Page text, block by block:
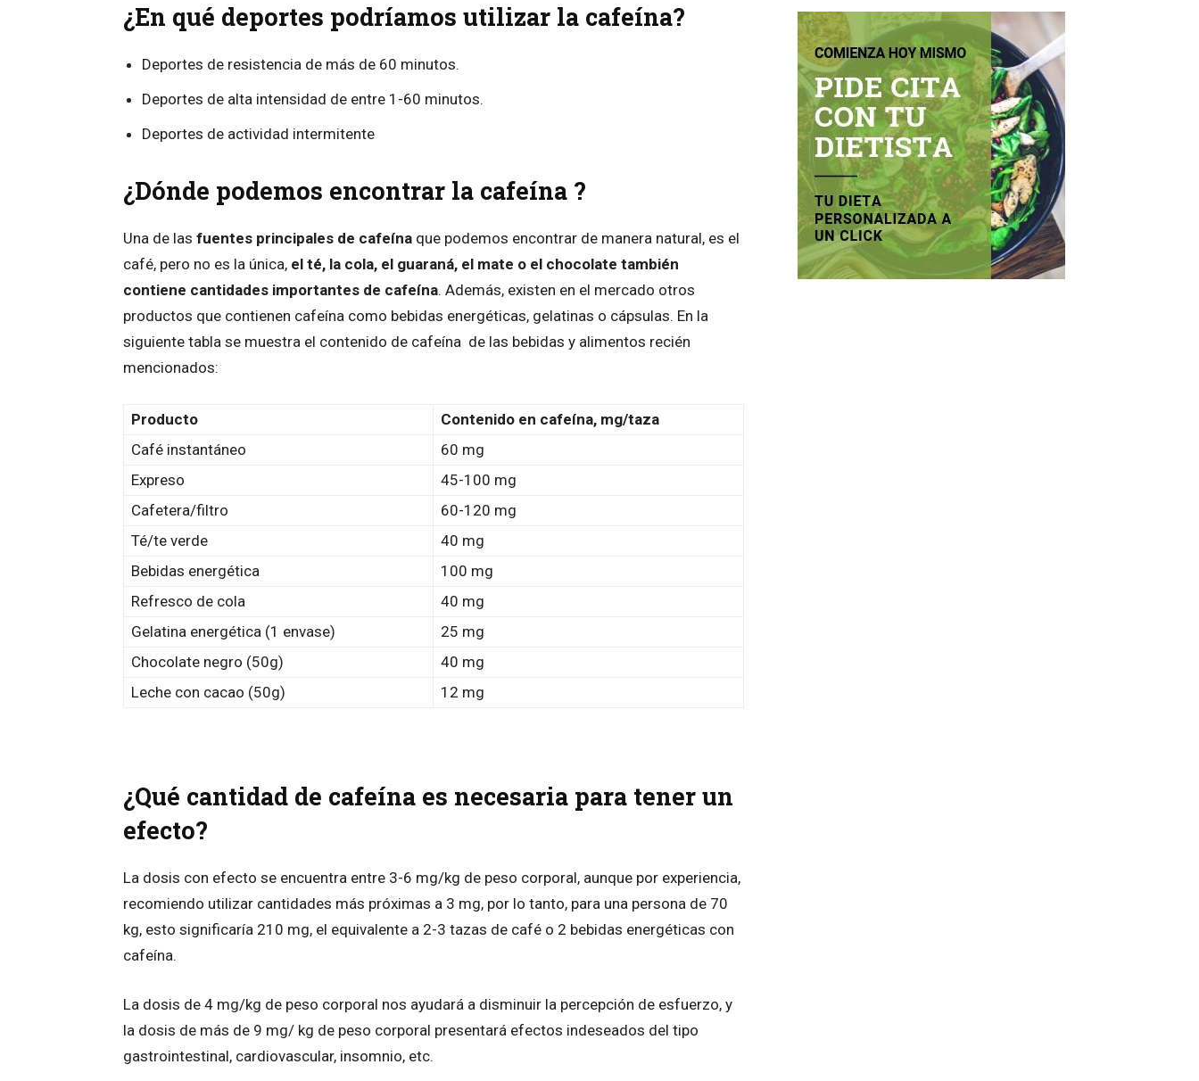
¿En qué deportes podríamos utilizar la cafeína?
Deportes de resistencia de más de 60 minutos.
Deportes de alta intensidad de entre 1-60 minutos.
Deportes de actividad intermitente
¿Dónde podemos encontrar la cafeína ?
Una de las fuentes principales de cafeína que podemos encontrar de manera natural, es el
café, pero no es la única, el té, la cola, el guaraná, el mate o el chocolate también
contiene cantidades importantes de cafeína. Además, existen en el mercado otros
productos que contienen cafeína como bebidas energéticas, gelatinas o cápsulas. En la
siguiente tabla se muestra el contenido de cafeína de las bebidas y alimentos recién
mencionados:
Producto
Contenido en cafeína, mg/taza
Café instantáneo
60 mg
Expreso
45-100 mg
Cafetera/filtro
60-120 mg
Té/te verde
40 mg
Bebidas energética
100 mg
Refresco de cola
40 mg
Gelatina energética (1 envase)
25 mg
Chocolate negro (50g)
40 mg
Leche con cacao (50g)
12 mg
¿Qué cantidad de cafeína es necesaria para tener un
efecto?
La dosis con efecto se encuentra entre 3-6 mg/kg de peso corporal, aunque por experiencia,
recomiendo utilizar cantidades más próximas a 3 mg, por lo tanto, para una persona de 70
kg, esto significaría 210 mg, el equivalente a 2-3 tazas de café o 2 bebidas energéticas con
cafeína.
La dosis de 4 mg/kg de peso corporal nos ayudará a disminuir la percepción de esfuerzo, y
la dosis de más de 9 mg/ kg de peso corporal presentará efectos indeseados del tipo
gastrointestinal, cardiovascular, insomnio, etc.